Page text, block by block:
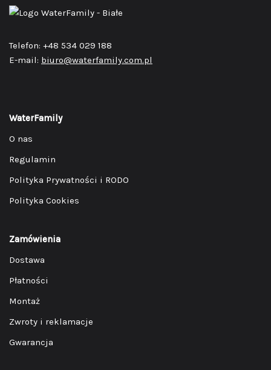
Telefon: +48 534 029 188
E-mail: biuro@waterfamily.com.pl
WaterFamily
O nas
Regulamin
Polityka Prywatności i RODO
Polityka Cookies
Zamówienia
Dostawa
Płatności
Montaż
Zwroty i reklamacje
Gwarancja